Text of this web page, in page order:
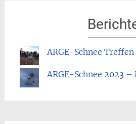
ARGE-Schnee
ARGE-Schnee 2023